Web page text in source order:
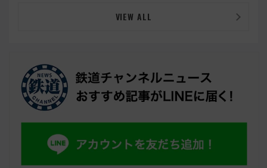
VIEW ALL